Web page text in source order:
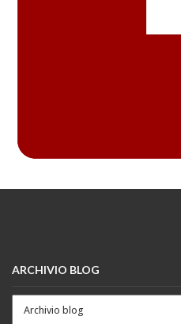
ARCHIVIO BLOG